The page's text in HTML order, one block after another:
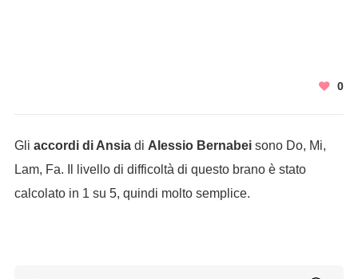
0
Gli accordi di Ansiadi Alessio Bernabeisono Do, Mi,
Lam, Fa. Il livello di difficoltà di questo brano è stato
calcolato in 1 su 5, quindi molto semplice.